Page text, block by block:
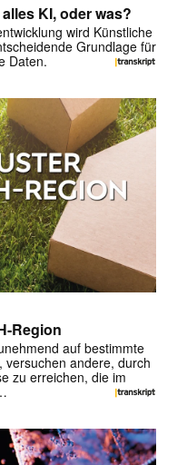
KI, oder was?
wird Künstliche
Grundlage für
Daten.
Region
auf bestimmte
andere, durch
zu erreichen, die im